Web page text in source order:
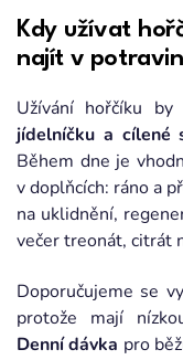
Kdy užívat
najít v
Užívání hořčíku
jídelníčku a cílené
Během dne je
v doplňcích: ráno a
na uklidnění,
večer treonát, citrát
Doporučujeme se
protože mají
Denní dávka pro